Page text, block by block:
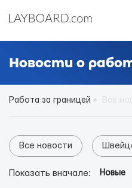
Новости о
Работа за границей
Все новости
Показать вначале: Новые